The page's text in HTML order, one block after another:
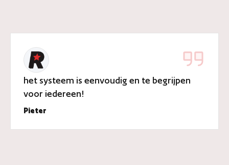
het systeem is eenvoudig en te begrijpen
voor iedereen!
Pieter